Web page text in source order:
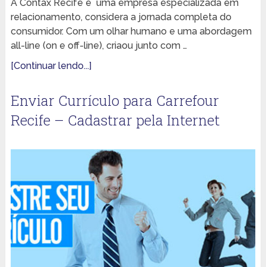
A Contax Recife é uma empresa especializada em
relacionamento, considera a jornada completa do
consumidor. Com um olhar humano e uma abordagem
all-line (on e off-line), criaou junto com …
[Continuar lendo...]
Enviar Currículo para Carrefour
Recife – Cadastrar pela Internet